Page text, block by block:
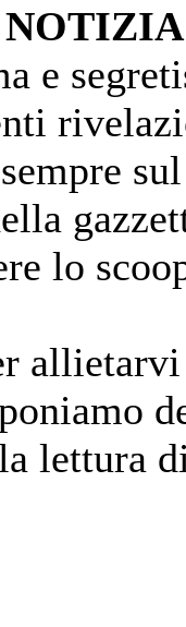
e
lo
lettura